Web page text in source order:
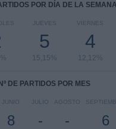
POR DÍA DE LA SEMANA
JUEVES
5
15,15%
VIERNES
4
12,12%
Nº DE PARTIDOS POR MES
JUNIO
8
JULIO
-
AGOSTO
- 6